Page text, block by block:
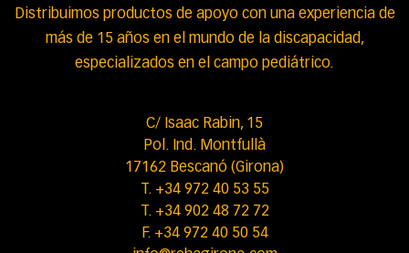
Distribuimos productos de apoyo con una experiencia de
más de 15 años en el mundo de la discapacidad,
especializados en el campo pediátrico.
C/ Isaac Rabin, 15
Pol. Ind. Montfullà
17162 Bescanó (Girona)
T. +34 972 40 53 55
T. +34 902 48 72 72
F. +34 972 40 50 54